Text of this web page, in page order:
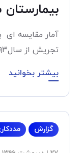
آمار مقایسه
تجریش از سال۱۳۹۳ تا سال ۱۳۹۵:...
بیشتر بخوانید
گزارش